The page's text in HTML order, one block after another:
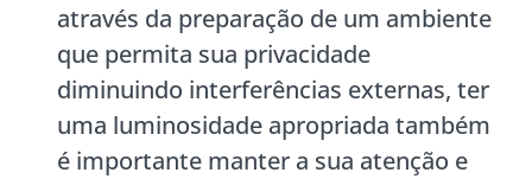
através da preparação de um ambiente
que permita sua privacidade
diminuindo interferências externas, ter
uma luminosidade apropriada também
é importante manter a sua atenção e